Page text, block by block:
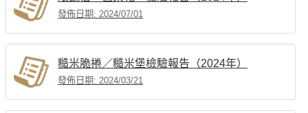
發佈日期: 2024/07/01
糙米脆捲／糙米堡檢驗報告（2024年）
發佈日期: 2024/03/21